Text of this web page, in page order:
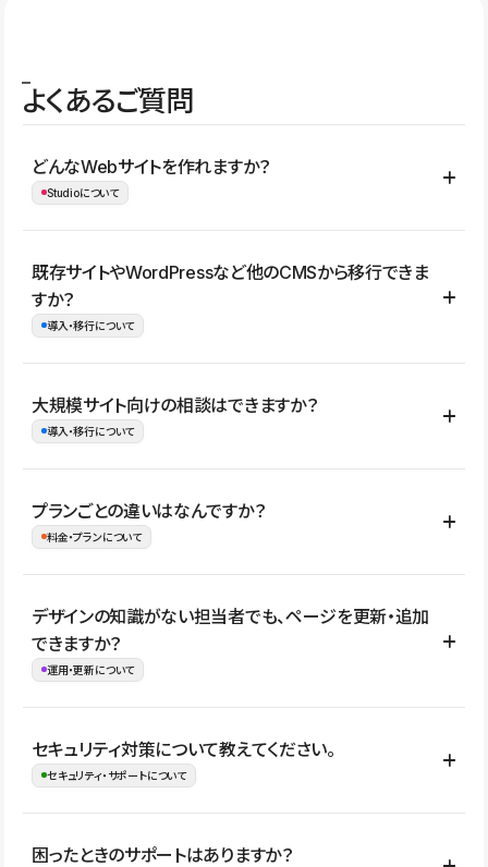
よくあるご質問
どんなWebサイトを作れますか？
Studioについて
コーポレートサイト、サービスサイト、LP、採用サイト、ブロ
グ・メディア、イベントサイト、店舗・商品紹介サイト、ポートフ
ォリオなど幅広く制作できます。
既存サイトやWordPressなど他のCMSから移行できま
すか？
導入・移行について
はい。既存サイトの構成やコンテンツ、URLを整理したうえで、
Studio上に再構築する形で移行できます。 WordPressの場合は、
イト全体のデザインや設定がそのまま移行されるわけではないた
め、移行後にページ構成やデザイン、CMS設計、URL・リダイレク
大規模サイト向けの相談はできますか？
導入・移行について
はい。アクセス規模が大きいサイトや、複数部門での運用、権限管
理、セキュリティ確認、既存システムとの連携など、個別の要件が
ない段階でも、お問い合わせください。
お問合せはこちら
プランごとの違いはなんですか？
料金・プランについて
公開ページ数、バージョン履歴の期間、CMS利用数の上限、権限
管理の有無などがプランごとに異なります。詳しくは料金プランペ
ージをご覧ください。
デザインの知識がない担当者でも、ページを更新・追加
できますか？
運用・更新について
はい。CMSやコンポーネントを活用して更新範囲を設計しておく
ことで、デザインを崩しにくい状態で運用できます。 さらにコン
ながらレイアウトに影響を与えずに更新作業を進めやすくなりま
セキュリティ対策について教えてください。
セキュリティ・サポートについて
Studioでは、公開サイトやサービスを安全に利用できるよう、通信
困ったときのサポートはありますか？